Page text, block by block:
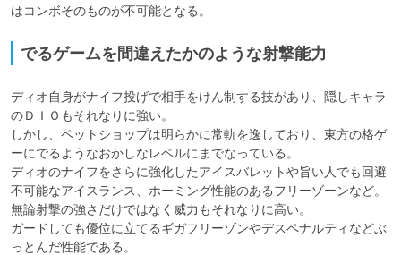
はコンボそのものが不可能となる。
でるゲームを間違えたかのような射撃能力
ディオ自身がナイフ投げで相手をけん制する技があり、隠しキャラ
のＤＩＯもそれなりに強い。
しかし、ペットショップは明らかに常軌を逸しており、東方の格ゲ
ーにでるようなおかしなレベルにまでなっている。
ディオのナイフをさらに強化したアイスバレットや旨い人でも回避
不可能なアイスランス、ホーミング性能のあるフリーゾーンなど。
無論射撃の強さだけではなく威力もそれなりに高い。
ガードしても優位に立てるギガフリーゾンやデスペナルティなどぶ
っとんだ性能である。